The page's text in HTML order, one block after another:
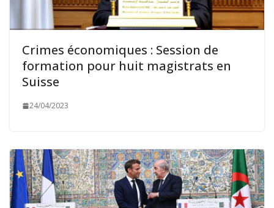
Crimes économiques : Session de
formation pour huit magistrats en
Suisse
24/04/2023